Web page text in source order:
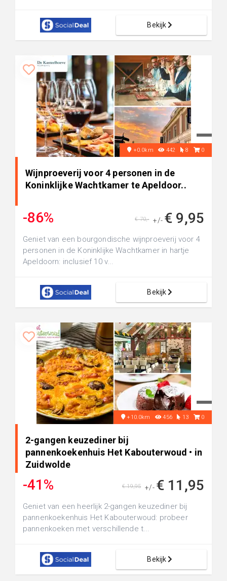
Bekijk
+0.0km 442 8 0
Wijnproeverij voor 4 personen in de
Koninklijke Wachtkamer te Apeldoor..
-86% +/- € 9,95
€ 70,-
Geniet van een bourgondische wijnproeverij voor 4
personen in de Koninklijke Wachtkamer in hartje
Apeldoorn: inclusief 10 v...
Bekijk
+10.0km 456 13 0
2-gangen keuzediner bij
pannenkoekenhuis Het Kabouterwoud • in
Zuidwolde
-41% +/- € 11,95
€ 19,95
Geniet van een heerlijk 2-gangen keuzediner bij
pannenkoekenhuis Het Kabouterwoud: probeer
pannenkoeken met verschillende t...
Bekijk